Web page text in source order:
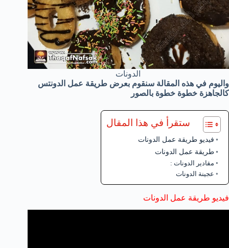
الدونات
واليوم في هذه المقالة سنقوم بعرض طريقة عمل الدونتس
كالجاهزة خطوة خطوة بالصور
ستقرأ في هذا المقال
فيديو طريقة عمل الدونات
طريقة عمل الدونات
مقادير الدونات :
عجينة الدونات
فيديو طريقة عمل الدونات